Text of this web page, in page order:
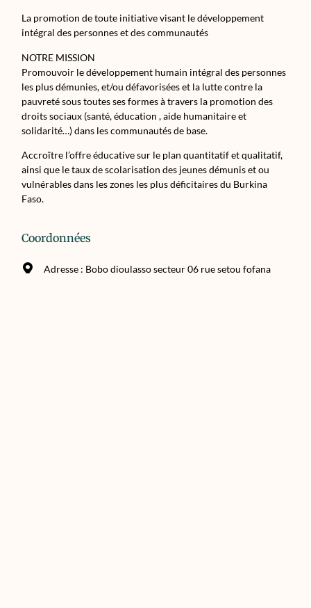
La promotion de toute initiative visant le développement
intégral des personnes et des communautés
NOTRE MISSION
Promouvoir le développement humain intégral des personnes
les plus démunies, et/ou défavorisées et la lutte contre la
pauvreté sous toutes ses formes à travers la promotion des
droits sociaux (santé, éducation , aide humanitaire et
solidarité…) dans les communautés de base.
Accroître l’offre éducative sur le plan quantitatif et qualitatif,
ainsi que le taux de scolarisation des jeunes démunis et ou
vulnérables dans les zones les plus déficitaires du Burkina
Faso.
Coordonnées
Adresse : Bobo dioulasso secteur 06 rue setou fofana